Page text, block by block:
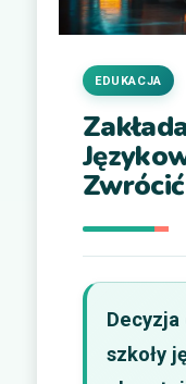
EDUKACJA
Decyzja
szkoły